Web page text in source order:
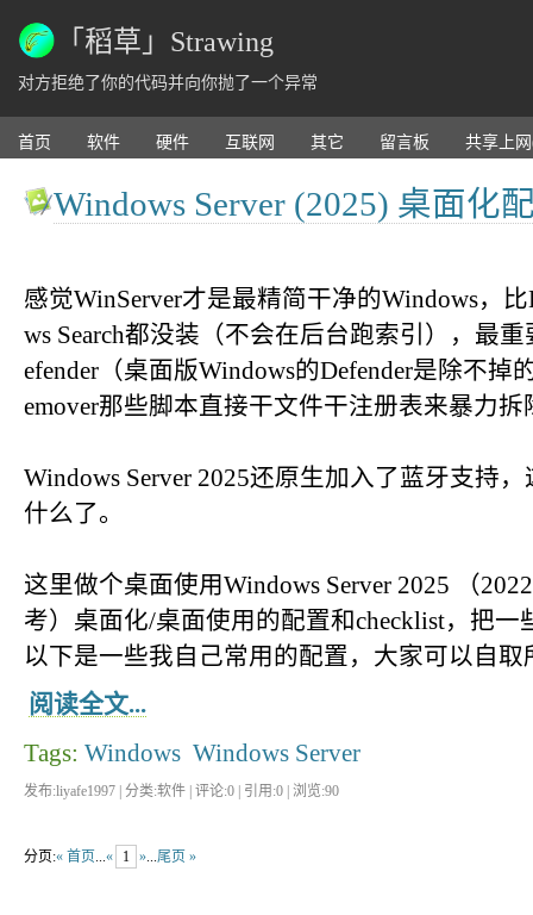
「稻草」Strawing
对方拒绝了你的代码并向你抛了一个异常
首页 软件 硬件 互联网 其它 留言板 共享上
Windows Server (2025) 桌面化
感觉WinServer才是最精简干净的Windows，
ws Search都没装（不会在后台跑索引），最
efender（桌面版Windows的Defender是除不掉
emover那些脚本直接干文件干注册表来暴力拆
Windows Server 2025还原生加入了蓝牙支持
什么了。
这里做个桌面使用Windows Server 2025 （
考）桌面化/桌面使用的配置和checklist，把
以下是一些我自己常用的配置，大家可以自取
阅读全文...
Tags: Windows Windows Server
发布:liyafe1997 | 分类:软件 | 评论:0 | 引用:0 | 浏览:90
分页:« 首页...« 1 »...尾页 »